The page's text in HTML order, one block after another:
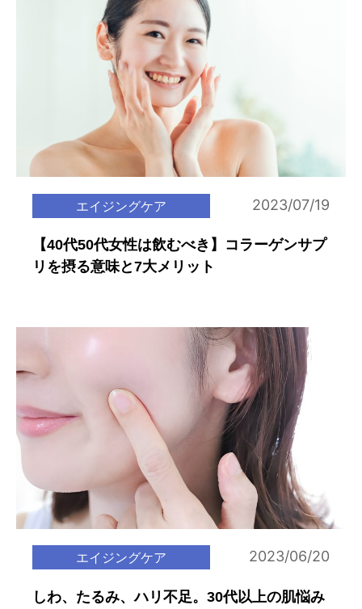
エイジングケア 2023/07/19
【40代50代女性は飲むべき】コラーゲンサプ
リを摂る意味と7大メリット
エイジングケア 2023/06/20
しわ、たるみ、ハリ不足。30代以上の肌悩み